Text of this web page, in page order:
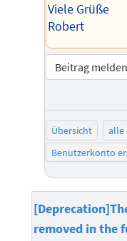
Viele Grüße
Robert
Beitrag melden
Übersicht alle
Benutzerkonto
removed in the